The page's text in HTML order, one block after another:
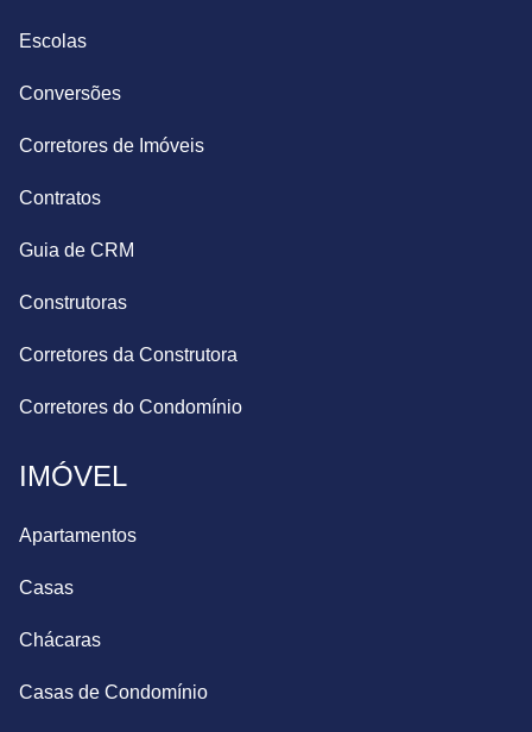
Escolas
Conversões
Corretores de Imóveis
Contratos
Guia de CRM
Construtoras
Corretores da Construtora
Corretores do Condomínio
IMÓVEL
Apartamentos
Casas
Chácaras
Casas de Condomínio